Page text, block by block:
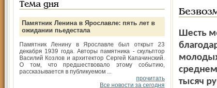
Тема дня
Памятник Ленина в Ярославле: пять лет в
ожидании пьедестала
Памятник Ленину в Ярославле был открыт 23
декабря 1939 года. Авторы памятника - скульптор
Василий Козлов и архитектор Сергей Капачинский.
О том, что предшествовало этому событию,
рассказывается в публикуемом ...
прочитать
Все новости за сегодня
Шесть
среднем
тысяч